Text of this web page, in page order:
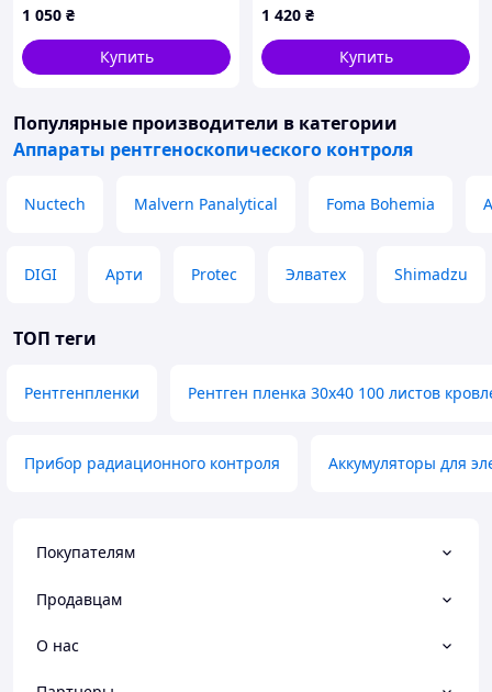
1 050 ₴
Купить
1 420 ₴
Купить
Популярные производители в категории
Аппараты рентгеноскопического контроля
Nuctech Malvern Panalytical Foma Bohemia
DIGI Арти Protec Элватех Shimadzu
ТОП теги
Рентгенпленки Рентген пленка 30х40 100 листов
Прибор радиационного контроля Аккумуляторы для
Покупателям
Продавцам
О нас